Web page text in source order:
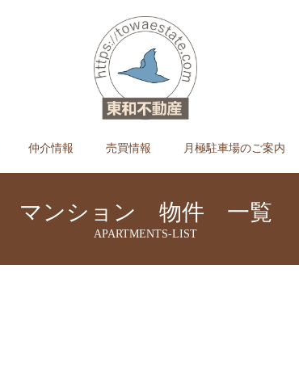
仲介情報 売買情報 月極駐車場のご案内
マンション 物件 一覧
APARTMENTS-LIST